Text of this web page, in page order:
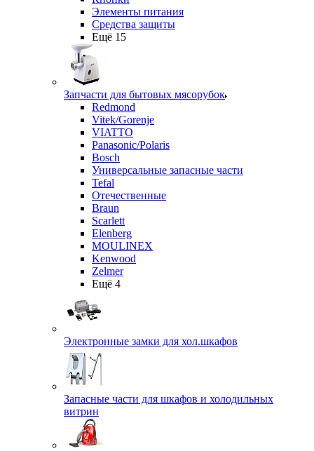
Элементы питания
Средства защиты
Ещё 15
Запчасти для бытовых мясорубок
Redmond
Vitek/Gorenje
VIATTO
Panasonic/Polaris
Bosch
Универсальные запасные части
Tefal
Отечественные
Braun
Scarlett
Elenberg
MOULINEX
Kenwood
Zelmer
Ещё 4
Электронные замки для хол.шкафов
Запасные части для шкафов и холодильных
витрин